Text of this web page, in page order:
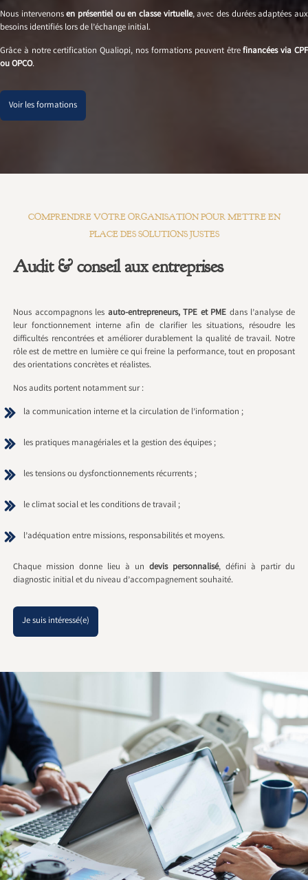
Nous intervenonsen présentiel ou en classe virtuelle, avec des durées adaptées aux
besoins identifiés lors de l’échange initial.
Grâce à notre certification Qualiopi, nos formations peuvent êtrefinancées via CPF
ou OPCO.
Voir les formations
COMPRENDRE VOTRE ORGANISATION POUR METTRE EN
PLACE DES SOLUTIONS JUSTES
Audit & conseil aux entreprises
Nous accompagnons les auto-entrepreneurs, TPE et PME dans l’analyse de
leur fonctionnement interne afin de clarifier les situations, résoudre les
difficultés rencontrées et améliorer durablement la qualité de travail. Notre
rôle est de mettre en lumière ce qui freine la performance, tout en proposant
des orientations concrètes et réalistes.
Nos audits portent notamment sur :
la communication interne et la circulation de l’information ;
les pratiques managériales et la gestion des équipes ;
les tensions ou dysfonctionnements récurrents ;
le climat social et les conditions de travail ;
l’adéquation entre missions, responsabilités et moyens.
Chaque mission donne lieu à un devis personnalisé, défini à partir du
diagnostic initial et du niveau d’accompagnement souhaité.
Je suis intéressé(e)